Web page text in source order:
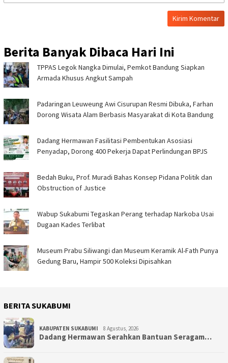
Berita Banyak Dibaca Hari Ini
TPPAS Legok Nangka Dimulai, Pemkot Bandung Siapkan
Armada Khusus Angkut Sampah
Padaringan Leuweung Awi Cisurupan Resmi Dibuka, Farhan
Dorong Wisata Alam Berbasis Masyarakat di Kota Bandung
Dadang Hermawan Fasilitasi Pembentukan Asosiasi
Penyadap, Dorong 400 Pekerja Dapat Perlindungan BPJS
Bedah Buku, Prof. Muradi Bahas Konsep Pidana Politik dan
Obstruction of Justice
Wabup Sukabumi Tegaskan Perang terhadap Narkoba Usai
Dugaan Kades Terlibat
Museum Prabu Siliwangi dan Museum Keramik Al-Fath Punya
Gedung Baru, Hampir 500 Koleksi Dipisahkan
BERITA SUKABUMI
KABUPATEN SUKABUMI 8 Agustus, 2026
Dadang Hermawan Serahkan Bantuan Seragam…